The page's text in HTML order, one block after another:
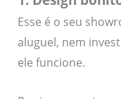
Esse é o seu
aluguel, nem
ele funcione.